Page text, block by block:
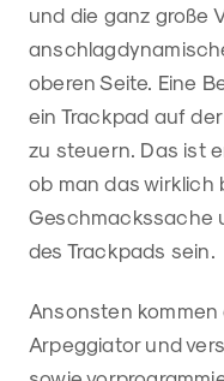
und die ganz große
oberen Seite. Eine
ein Trackpad auf
zu steuern. Das ist
ob man das wirklich
Geschmackssache
des Trackpads sein.
Ansonsten
Arpeggiator und